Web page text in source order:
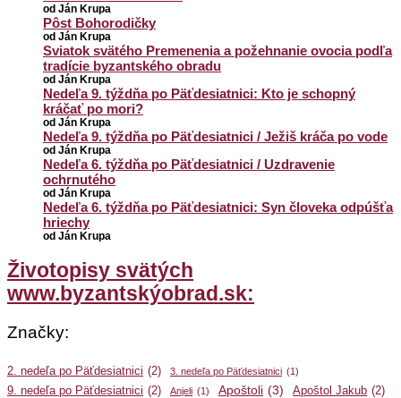
od Ján Krupa
Pôst Bohorodičky
od Ján Krupa
Sviatok svätého Premenenia a požehnanie ovocia podľa
tradície byzantského obradu
od Ján Krupa
Nedeľa 9. týždňa po Päťdesiatnici: Kto je schopný
kráčať po mori?
od Ján Krupa
Nedeľa 9. týždňa po Päťdesiatnici / Ježiš kráča po vode
od Ján Krupa
Nedeľa 6. týždňa po Päťdesiatnici / Uzdravenie
ochrnutého
od Ján Krupa
Nedeľa 6. týždňa po Päťdesiatnici: Syn človeka odpúšťa
hriechy
od Ján Krupa
Životopisy svätých
www.byzantskýobrad.sk:
Značky:
2. nedeľa po Päťdesiatnici (2) 3. nedeľa po Päťdesiatnici (1)
9. nedeľa po Päťdesiatnici (2) Anjeli (1) Apoštoli (3) Apoštol Jakub (2)